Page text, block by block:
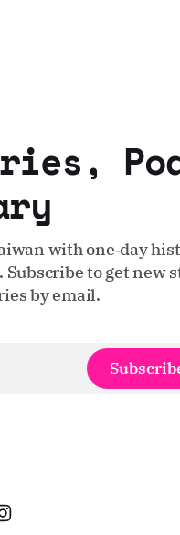
with one‑day
to get new
by email.